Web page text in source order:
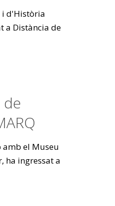
i d'Història
a Distància de
de
amb el Museu
ha ingressat a